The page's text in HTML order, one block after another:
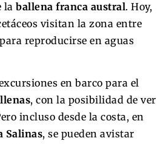
la ballena franca austral. Hoy,
visitan la zona entre
para reproducirse en aguas
en barco para el
, con la posibilidad de ver
incluso desde la costa, en
Salinas, se pueden avistar